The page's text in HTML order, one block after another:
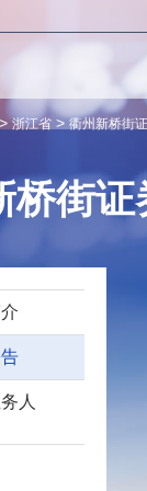
>浙江省 >衢州新桥街
桥街证
人